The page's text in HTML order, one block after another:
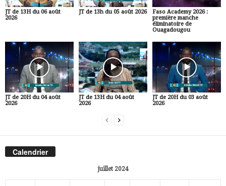
JT de 13H du 06 août
2026
JT de 13h du 05 août 2026
Faso Academy 2026 :
première manche
éliminatoire de
Ouagadougou
JT de 20H du 04 août
2026
JT de 13H du 04 août
2026
JT de 20H du 03 août
2026
Calendrier
juillet 2024